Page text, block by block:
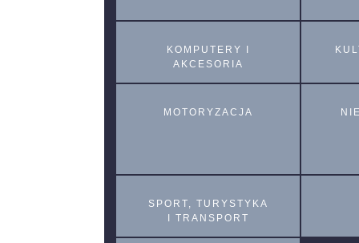
KOMPUTERY I
AKCESORIA
MOTORYZACJA
SPORT, TURYSTYKA
I TRANSPORT